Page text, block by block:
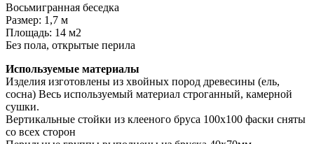
Восьмигранная беседка
Размер: 1,7 м
Площадь: 14 м2
Без пола, открытые перила
Используемые материалы
Изделия изготовлены из хвойных пород древесины (ель,
сосна) Весь используемый материал строганный, камерной
сушки.
Вертикальные стойки из клееного бруса 100х100 фаски сняты
со всех сторон